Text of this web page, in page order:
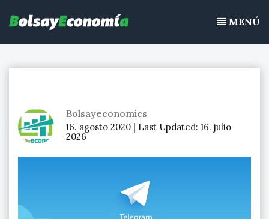
continuo, acciones de bolsa
contenidoMENÚ
Bolsayeconomics
16. agosto 2020 | Last Updated: 16. julio
2026